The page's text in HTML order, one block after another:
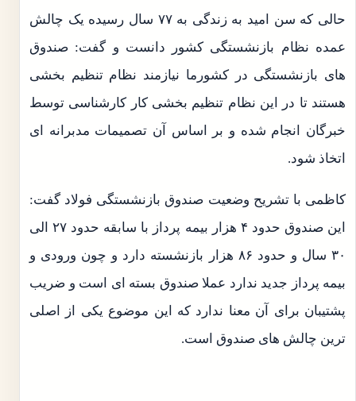
حالی که سن امید به زندگی به ۷۷ سال رسیده یک چالش
عمده نظام بازنشستگی کشور دانست و گفت: صندوق
های بازنشستگی در کشورما نیازمند نظام تنظیم بخشی
هستند تا در این نظام تنظیم بخشی کار کارشناسی توسط
خبرگان انجام شده و بر اساس آن تصمیمات مدبرانه ای
اتخاذ شود.
کاظمی با تشریح وضعیت صندوق بازنشستگی فولاد گفت:
این صندوق حدود ۴ هزار بیمه پرداز با سابقه حدود ۲۷ الی
۳۰ سال و حدود ۸۶ هزار بازنشسته دارد و چون ورودی و
بیمه پرداز جدید ندارد عملا صندوق بسته ای است و ضریب
پشتیبان برای آن معنا ندارد که این موضوع یکی از اصلی
ترین چالش های صندوق است.